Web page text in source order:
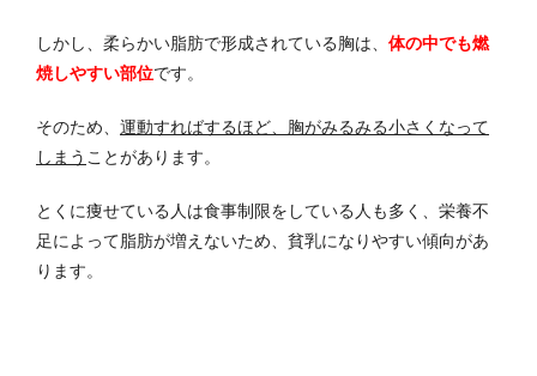
しかし、柔らかい脂肪で形成されている胸は、 体の中でも燃
焼しやすい部位です。
そのため、 運動すればするほど、胸がみるみる小さくなって
しまう ことがあります。
とくに痩せている人は食事制限をしている人も多く、栄養不
足によって脂肪が増えないため、貧乳になりやすい傾向があ
ります。